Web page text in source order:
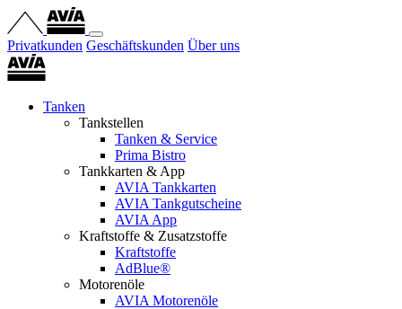
Privatkunden Geschäftskunden Über uns
Tanken
Tankstellen
Tanken & Service
Prima Bistro
Tankkarten & App
AVIA Tankkarten
AVIA Tankgutscheine
AVIA App
Kraftstoffe & Zusatzstoffe
Kraftstoffe
AdBlue®
Motorenöle
AVIA Motorenöle